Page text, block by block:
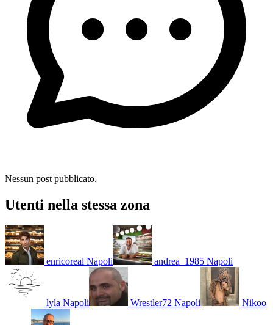
Nessun post pubblicato.
Utenti nella stessa zona
enricoreal Napoli andrea_1985 Napoli
lyla Napoli Wrestler72 Napoli Nikoo